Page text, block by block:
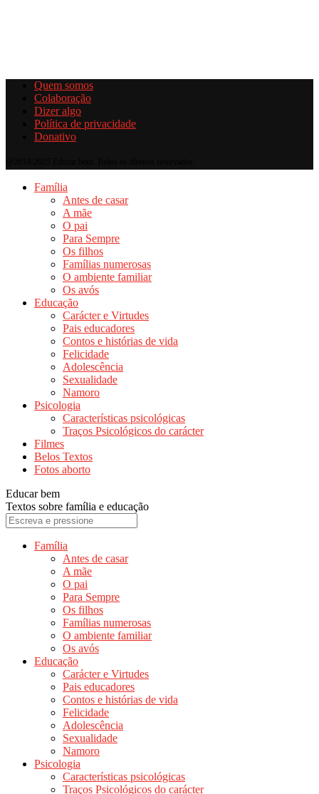
Quem somos
Colaboração
Dizer algo
Política de privacidade
Donativo
Família
Antes de casar
A mãe
O pai
Para Sempre
Os filhos
Famílias numerosas
O ambiente familiar
Os avós
Educação
Carácter e Virtudes
Pais educadores
Contos e histórias de vida
Felicidade
Adolescência
Sexualidade
Namoro
Psicologia
Características psicológicas
Traços Psicológicos do carácter
Filmes
Belos Textos
Fotos aborto
Educar bem
Textos sobre família e educação
Família
Antes de casar
A mãe
O pai
Para Sempre
Os filhos
Famílias numerosas
O ambiente familiar
Os avós
Educação
Carácter e Virtudes
Pais educadores
Contos e histórias de vida
Felicidade
Adolescência
Sexualidade
Namoro
Psicologia
Características psicológicas
Traços Psicológicos do carácter